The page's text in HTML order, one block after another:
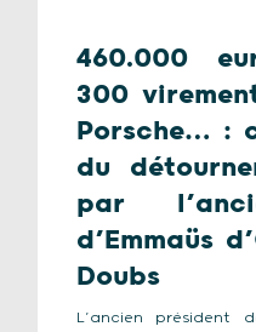
460.000
300
Porsche… :
du
par
d’Emmaüs
Doubs
L’ancien président